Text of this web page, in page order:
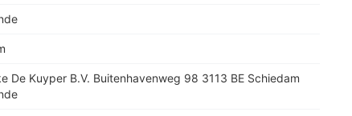
De Kuyper B.V. Buitenhavenweg 98 3113 BE Schiedam